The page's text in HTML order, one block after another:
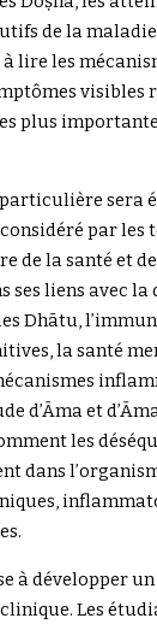
de la
lire les
visibles
plus
sera
considéré par les
de la santé et
ses liens avec la
Dhātu,
la santé
d’Āma et
les
dans
à développer
Les